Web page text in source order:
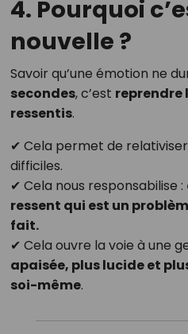
4. Pourquoi
nouvelle ?
Savoir qu’une émotion ne
secondes, c’est reprendre
ressentis.
✔ Cela permet de
difficiles.
✔ Cela nous responsabilise :
ressent qui est un
fait.
✔ Cela ouvre la voie à une
apaisée, plus lucide et
soi-même.